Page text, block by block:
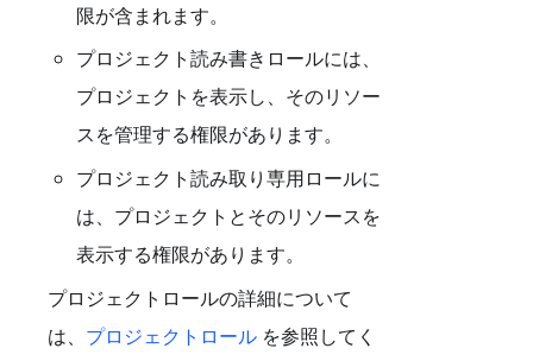
限が含まれます。
プロジェクト読み書きロールには、
プロジェクトを表示し、そのリソー
スを管理する権限があります。
プロジェクト読み取り専用ロールに
は、プロジェクトとそのリソースを
表示する権限があります。
プロジェクトロールの詳細について
は、 プロジェクトロール を参照してく